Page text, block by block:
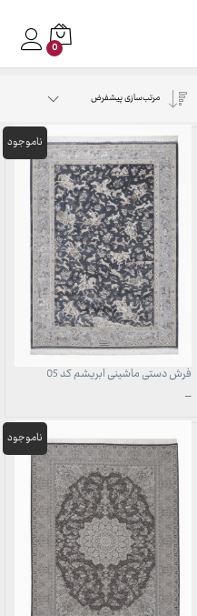
0
مرتب‌سازی پیشفرض
فرش دستی ماشینی ابریشم کد 05
–محدوده
1,707,000 تومان
49,700,000 تومان